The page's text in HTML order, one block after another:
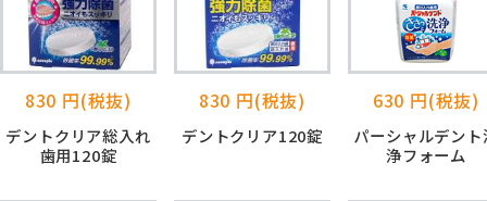
830 円(税抜)
デントクリア総入れ
歯用120錠
830 円(税抜)
デントクリア120錠
630 円(税抜)
パーシャルデント
浄フォーム